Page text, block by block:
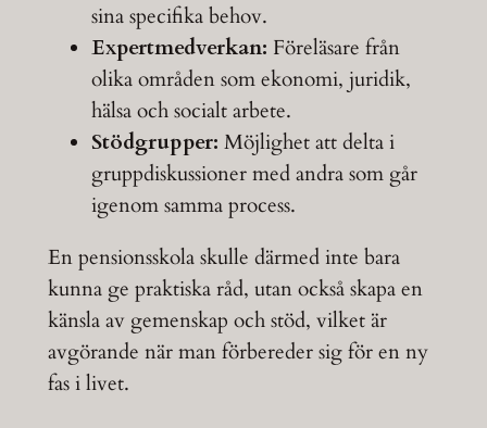
sina specifika behov.
Expertmedverkan: Föreläsare från
olika områden som ekonomi, juridik,
hälsa och socialt arbete.
Stödgrupper: Möjlighet att delta i
gruppdiskussioner med andra som går
igenom samma process.
En pensionsskola skulle därmed inte bara
kunna ge praktiska råd, utan också skapa en
känsla av gemenskap och stöd, vilket är
avgörande när man förbereder sig för en ny
fas i livet.